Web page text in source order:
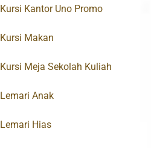
Kursi Kantor Uno Promo
Kursi Makan
Kursi Meja Sekolah Kuliah
Lemari Anak
Lemari Hias